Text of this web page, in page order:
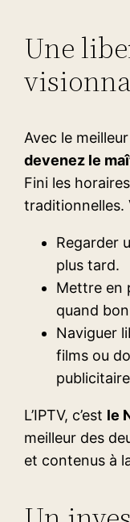
Une
Avec le
devenez le
Fini les
traditionnelles.
Regarder
plus tard.
Mettre en
quand
Naviguer
films ou
L’IPTV, c’est le
meilleur des
et contenus à